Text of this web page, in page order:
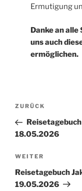
Ermutigung
Danke an alle
uns auch
ermöglichen.
Vorheriger
Beitrag
ZURÜCK
18.05.2026
Nächster
Beitrag
WEITER
Reisetagebuch
19.05.2026